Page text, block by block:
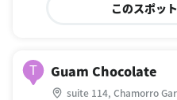
このスポッ
T Guam Chocolate
suite 114, Chamorro